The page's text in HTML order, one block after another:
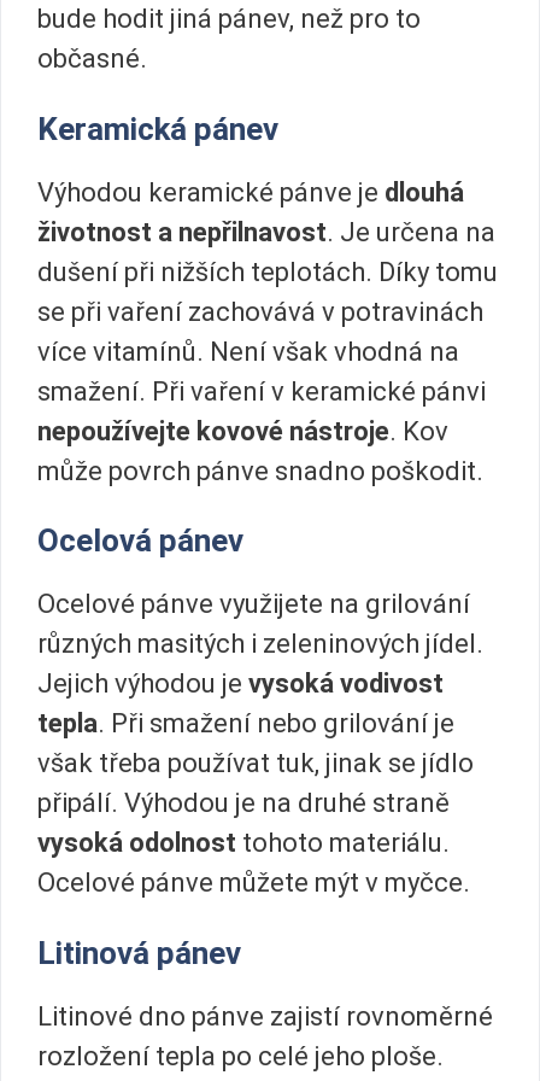
bude hodit jiná pánev, než pro to
občasné.
Keramická pánev
Výhodou keramické pánve je dlouhá
životnost a nepřilnavost. Je určena na
dušení při nižších teplotách. Díky tomu
se při vaření zachovává v potravinách
více vitamínů. Není však vhodná na
smažení. Při vaření v keramické pánvi
nepoužívejte kovové nástroje. Kov
může povrch pánve snadno poškodit.
Ocelová pánev
Ocelové pánve využijete na grilování
různých masitých i zeleninových jídel.
Jejich výhodou je vysoká vodivost
tepla. Při smažení nebo grilování je
však třeba používat tuk, jinak se jídlo
připálí. Výhodou je na druhé straně
vysoká odolnost tohoto materiálu.
Ocelové pánve můžete mýt v myčce.
Litinová pánev
Litinové dno pánve zajistí rovnoměrné
rozložení tepla po celé jeho ploše.